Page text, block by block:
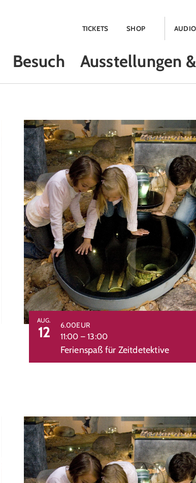
TICKETS SHOP AUDIO
Besuch Ausstellungen
AUG.
12
Ferienspaß für Zeitdetektive
11:00 –13:00
6.00EUR